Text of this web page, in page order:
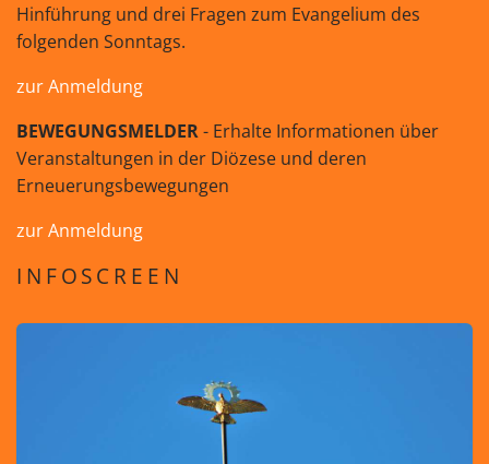
Hinführung und drei Fragen zum Evangelium des
folgenden Sonntags.
zur Anmeldung
BEWEGUNGSMELDER- Erhalte Informationen über
Veranstaltungen in der Diözese und deren
Erneuerungsbewegungen
zur Anmeldung
INFOSCREEN